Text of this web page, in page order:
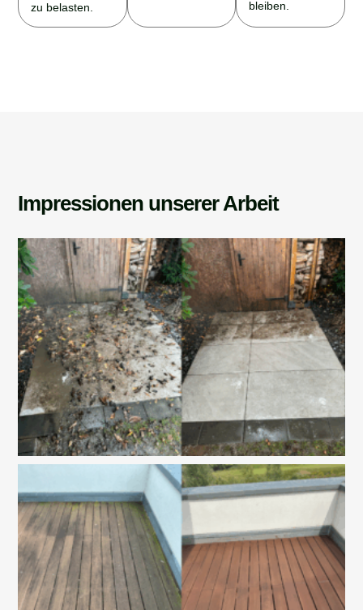
zu belasten. bleiben.
Impressionen unserer Arbeit